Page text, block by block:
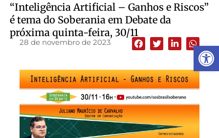
Abrir
“Inteligência Artificial – Ganhos e Riscos”
é tema do Soberania em Debate da
próxima quinta-feira, 30/11
28 de novembro de 2023